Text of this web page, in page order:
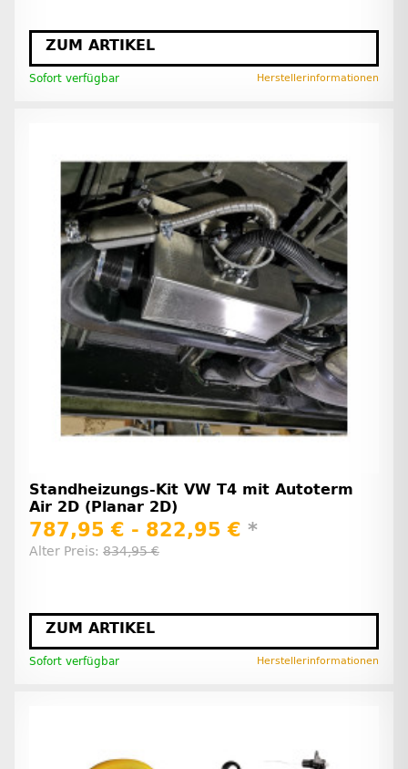
ZUM ARTIKEL
Sofort verfügbar Herstellerinformationen
Standheizungs-Kit VW T4 mit Autoterm
Air 2D (Planar 2D)
787,95 € - 822,95 € *
Alter Preis: 834,95 €
ZUM ARTIKEL
Sofort verfügbar Herstellerinformationen